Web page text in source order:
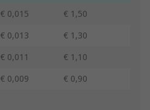
€ 0,015
€ 1,50
€ 0,013
€ 1,30
€ 0,011
€ 1,10
€ 0,009 € 0,90